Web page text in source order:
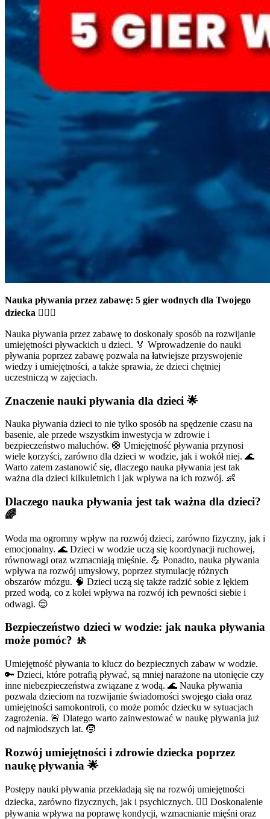
Nauka pływania przez zabawę: 5 gier wodnych dla Twojego
dziecka 🏊‍♂️🎉
Nauka pływania przez zabawę to doskonały sposób na rozwijanie
umiejętności pływackich u dzieci. 🏅 Wprowadzenie do nauki
pływania poprzez zabawę pozwala na łatwiejsze przyswojenie
wiedzy i umiejętności, a także sprawia, że dzieci chętniej
uczestniczą w zajęciach.
Znaczenie nauki pływania dla dzieci 🌟
Nauka pływania dzieci to nie tylko sposób na spędzenie czasu na
basenie, ale przede wszystkim inwestycja w zdrowie i
bezpieczeństwo maluchów. 🛟 Umiejętność pływania przynosi
wiele korzyści, zarówno dla dzieci w wodzie, jak i wokół niej. 🌊
Warto zatem zastanowić się, dlaczego nauka pływania jest tak
ważna dla dzieci kilkuletnich i jak wpływa na ich rozwój. 👶
Dlaczego nauka pływania jest tak ważna dla dzieci?
🌈
Woda ma ogromny wpływ na rozwój dzieci, zarówno fizyczny, jak i
emocjonalny. 🌊 Dzieci w wodzie uczą się koordynacji ruchowej,
równowagi oraz wzmacniają mięśnie. 💪 Ponadto, nauka pływania
wpływa na rozwój umysłowy, poprzez stymulację różnych
obszarów mózgu. 🧠 Dzieci uczą się także radzić sobie z lękiem
przed wodą, co z kolei wpływa na rozwój ich pewności siebie i
odwagi. 😌
Bezpieczeństwo dzieci w wodzie: jak nauka pływania
może pomóc? 🚸
Umiejętność pływania to klucz do bezpiecznych zabaw w wodzie.
🔑 Dzieci, które potrafią pływać, są mniej narażone na utonięcie czy
inne niebezpieczeństwa związane z wodą. 🌊 Nauka pływania
pozwala dzieciom na rozwijanie świadomości swojego ciała oraz
umiejętności samokontroli, co może pomóc dziecku w sytuacjach
zagrożenia. 🚨 Dlatego warto zainwestować w naukę pływania już
od najmłodszych lat. 🧒
Rozwój umiejętności i zdrowie dziecka poprzez
naukę pływania 🌟
Postępy nauki pływania przekładają się na rozwój umiejętności
dziecka, zarówno fizycznych, jak i psychicznych. 🏋️‍♂️ Doskonalenie
pływania wpływa na poprawę kondycji, wzmacnianie mięśni oraz